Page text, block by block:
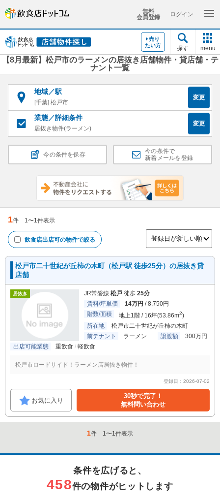
無料
会員登録
ログイン
売り
たい方
探す menu
【8月最新】松戸市のラーメンの居抜き店舗物件・貸店舗・テ
ナント一覧
地域／駅
[千葉] 松戸市
変更
業態／詳細条件
居抜き物件(ラーメン)
変更
今の条件を保存
今の条件で
新着メールを登録
1件 1〜1件表示
飲食店出店可の物件で絞る
松戸市二十世紀が丘柿の木町（松戸駅 徒歩25分）の居抜き貸
店舗
居抜き JR常磐線 松戸 徒歩 25分
賃料/坪単価
14万円 / 8,750円
階数/面積
地上1階 / 16坪(53.86m2)
所在地
松戸市二十世紀が丘柿の木町
前テナント
ラーメン 譲渡額
300万円
出店可能業態
重飲食 軽飲食
松戸市ロードサイド！ラーメン店居抜き物件！
登録日：2026-07-02
お気に入り
30秒で完了！
無料問い合わせ
1件 1〜1件表示
条件を広げると、
458件の物件がヒットします